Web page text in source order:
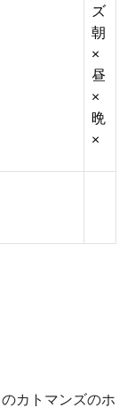
ズ
朝
×
昼
×
晩
×
カトマンズのホ